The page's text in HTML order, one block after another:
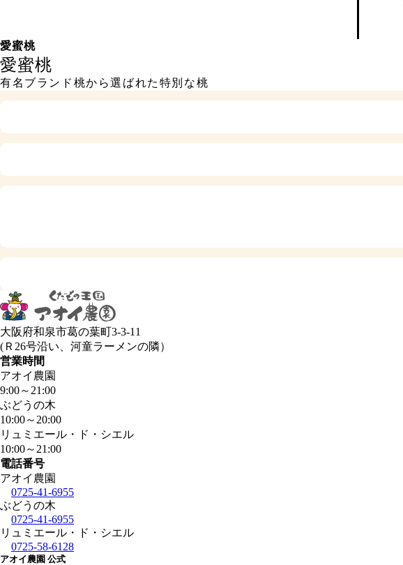
愛蜜桃
愛蜜桃
有名ブランド桃から選ばれた特別な桃
大阪府和泉市葛の葉町3-3-11
(Ｒ26号沿い、河童ラーメンの隣）
営業時間
アオイ農園
9:00～ 21:00
ぶどうの木
10:00～ 20:00
リュミエール・ド・シエル
10:00～ 21:00
電話番号
アオイ農園
0725-41-6955
ぶどうの木
0725-41-6955
リュミエール・ド・シエル
0725-58-6128
アオイ農園 公式